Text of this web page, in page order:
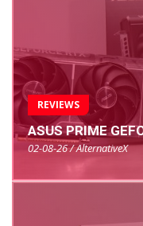
REVIEWS
ASUS PRIME
02-08-26 / AlternativeX